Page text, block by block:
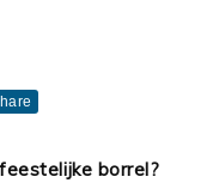
borrel?